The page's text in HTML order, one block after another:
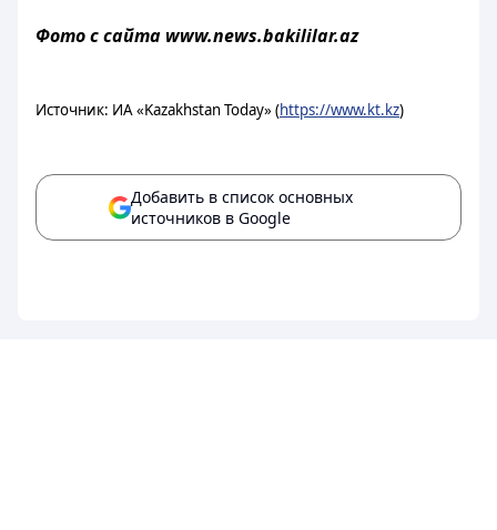
Фото с сайта www.news.bakililar.az
Источник: ИА «Kazakhstan Today» (https://www.kt.kz)
Добавить в список основных
источников в Google